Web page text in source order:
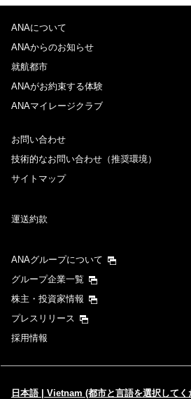
ANAについて
ANAからのお知らせ
就航都市
ANAがお約束する体験
ANAマイレージクラブ
お問い合わせ
技術的なお問い合わせ（推奨環境）
サイトマップ
運送約款
ANAグループについて
グループ企業一覧
株主・投資家情報
プレスリリース
採用情報
日本語 | Vietnam (都市と言語を選択してく